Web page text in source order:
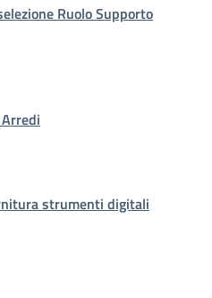
Ruolo Supporto
strumenti digitali